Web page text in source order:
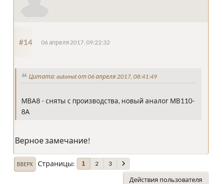
#14 06 апреля 2017, 09:22:32
Цитата: automat от 06 апреля 2017, 08:41:49
МВА8 - сняты с производства, новый аналог МВ110-
8А
Верное замечание!
ВВЕРХ Страницы 1 2 3
Действия пользователя